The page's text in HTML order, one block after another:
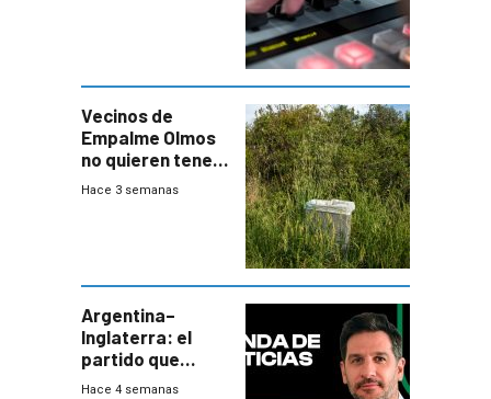
Vecinos de
Empalme Olmos
no quieren tener
cerca una planta
departamental
Hace 3 semanas
Argentina–
Inglaterra: el
partido que
nunca termina
Hace 4 semanas